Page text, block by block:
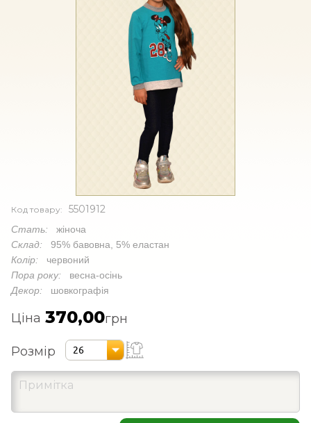
Код товару: 5501912
Стать: жіноча
Склад: 95% бавовна, 5% еластан
Колір: червоний
Пора року: весна-осінь
Декор: шовкографія
Ціна 370,00грн
Розмір 26